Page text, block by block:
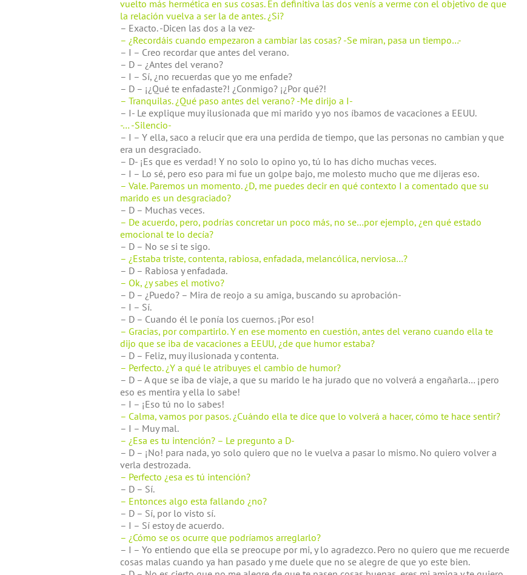
vuelto más hermética en sus cosas. En definitiva las dos venís a verme con el objetivo de que
la relación vuelva a ser la de antes. ¿Si?
– Exacto. -Dicen las dos a la vez-
– ¿Recordáis cuando empezaron a cambiar las cosas? -Se miran, pasa un tiempo…-
– I – Creo recordar que antes del verano.
– D – ¿Antes del verano?
– I – Sí, ¿no recuerdas que yo me enfade?
– D – ¡¿Qué te enfadaste?! ¿Conmigo? ¡¿Por qué?!
– Tranquilas. ¿Qué paso antes del verano? -Me dirijo a I-
– I- Le explique muy ilusionada que mi marido y yo nos íbamos de vacaciones a EEUU.
-… -Silencio-
– I – Y ella, saco a relucir que era una perdida de tiempo, que las personas no cambian y que
era un desgraciado.
– D- ¡Es que es verdad! Y no solo lo opino yo, tú lo has dicho muchas veces.
– I – Lo sé, pero eso para mi fue un golpe bajo, me molesto mucho que me dijeras eso.
– Vale. Paremos un momento. ¿D, me puedes decir en qué contexto I a comentado que su
marido es un desgraciado?
– D – Muchas veces.
– De acuerdo, pero, podrías concretar un poco más, no se…por ejemplo, ¿en qué estado
emocional te lo decía?
– D – No se si te sigo.
– ¿Estaba triste, contenta, rabiosa, enfadada, melancólica, nerviosa…?
– D – Rabiosa y enfadada.
– Ok, ¿y sabes el motivo?
– D – ¿Puedo? – Mira de reojo a su amiga, buscando su aprobación-
– I – Sí.
– D – Cuando él le ponía los cuernos. ¡Por eso!
– Gracias, por compartirlo. Y en ese momento en cuestión, antes del verano cuando ella te
dijo que se iba de vacaciones a EEUU, ¿de que humor estaba?
– D – Feliz, muy ilusionada y contenta.
– Perfecto. ¿Y a qué le atribuyes el cambio de humor?
– D – A que se iba de viaje, a que su marido le ha jurado que no volverá a engañarla… ¡pero
eso es mentira y ella lo sabe!
– I – ¡Eso tú no lo sabes!
– Calma, vamos por pasos. ¿Cuándo ella te dice que lo volverá a hacer, cómo te hace sentir?
– I – Muy mal.
– ¿Esa es tu intención? – Le pregunto a D-
– D – ¡No! para nada, yo solo quiero que no le vuelva a pasar lo mismo. No quiero volver a
verla destrozada.
– Perfecto ¿esa es tú intención?
– D – Sí.
– Entonces algo esta fallando ¿no?
– D – Sí, por lo visto sí.
– I – Sí estoy de acuerdo.
– ¿Cómo se os ocurre que podríamos arreglarlo?
– I – Yo entiendo que ella se preocupe por mi, y lo agradezco. Pero no quiero que me recuerde
cosas malas cuando ya han pasado y me duele que no se alegre de que yo este bien.